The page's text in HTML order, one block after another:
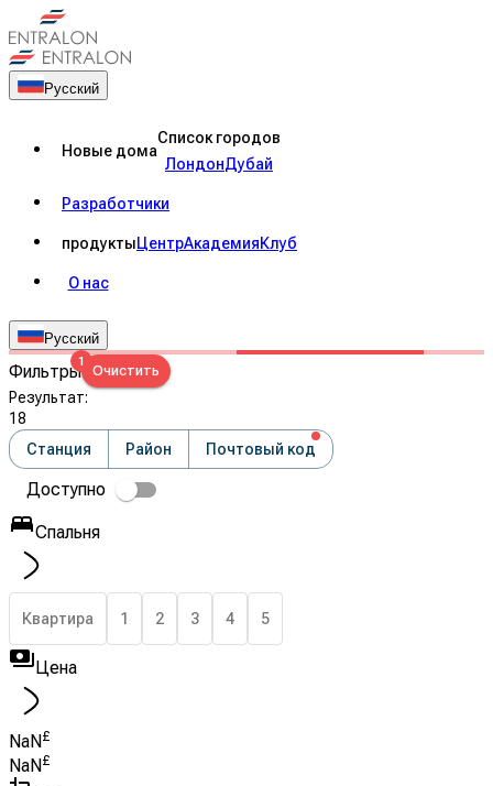
Русский
Новые дома
Список городов
ЛондонДубай
Разработчики
продуктыЦентрАкадемияКлуб
О нас
Русский
Фильтры1
Очистить
Результат:
18
Станция
Район Почтовый код
Доступно
Спальня
Квартира 1 2 3 4 5
Цена
NaN£
NaN £